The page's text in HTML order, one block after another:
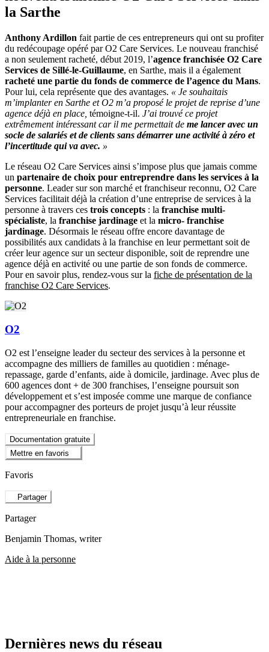
la Sarthe
Anthony Ardillon fait partie de ces entrepreneurs qui ont su profiter
du redécoupage opéré par O2 Care Services. Le nouveau franchisé
a non seulement racheté, début 2019, l’agence franchisée O2 Care
Services de Sillé-le-Guillaume, en Sarthe, mais il a également
racheté une partie du fonds de commerce de l’agence du Mans.
Pour lui, cela représente que des avantages. « Je souhaitais
m’implanter en Sarthe et O2 m’a proposé le projet de reprise d’une
agence déjà en place, témoigne-t-il. J’ai trouvé ce projet
extrêmement intéressant car il me permettait de me lancer avec un
socle de salariés et de clients sans démarrer une activité à zéro et
l’incertitude qui va avec. »
Le réseau O2 Care Services ainsi s’impose plus que jamais comme
un partenaire de choix pour entreprendre dans les services à la
personne. Leader sur son marché et franchiseur reconnu, O2 Care
Services facilitait déjà la création d’une entreprise de services à la
personne à travers ces trois concepts : la franchise multi-
spécialiste, la franchise jardinage et la micro- franchise
jardinage. Désormais le réseau offre encore davantage de
possibilités aux candidats à la franchise en leur permettant soit de
créer leur agence sur un secteur disponible, soit de reprendre une
agence déjà en activité ou une partie de son fonds de commerce.
Pour en savoir plus, rendez-vous sur la fiche de présentation de la
franchise O2 Care Services.
O2
O2 est l’enseigne leader du secteur des services à la personne et
accompagne des milliers de familles au quotidien : ménage-
repassage, garde d’enfants, aide à domicile, jardinage. Avec plus de
600 agences dont + de 300 franchises, l’enseigne poursuit son
développement et s’est imposée comme une marque de confiance
pour accompagner des porteurs de projet jusqu’à leur réussite
entrepreneuriale en franchise.
Documentation gratuite
Mettre en favoris
Favoris
Partager
Partager
Benjamin Thomas, writer
Aide à la personne
Dernières news du réseau